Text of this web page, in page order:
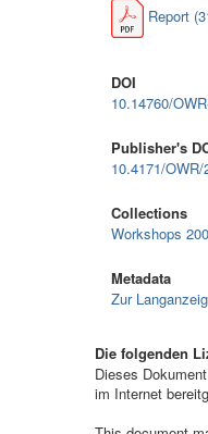
Report
DOI
10.14760/
Publisher's
10.4171/
Collections
Workshops
Metadata
Zur
Die folgenden
Dieses
im Internet